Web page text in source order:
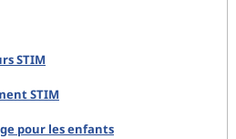
STIM
STIM
pour les enfants